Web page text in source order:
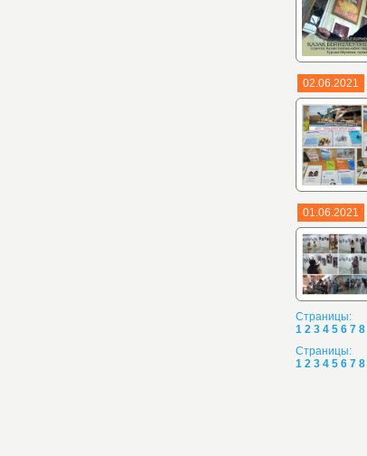
02.06.2021
01.06.2021
Страницы:
1 2 3 4 5 6 7 8
Страницы:
1 2 3 4 5 6 7 8